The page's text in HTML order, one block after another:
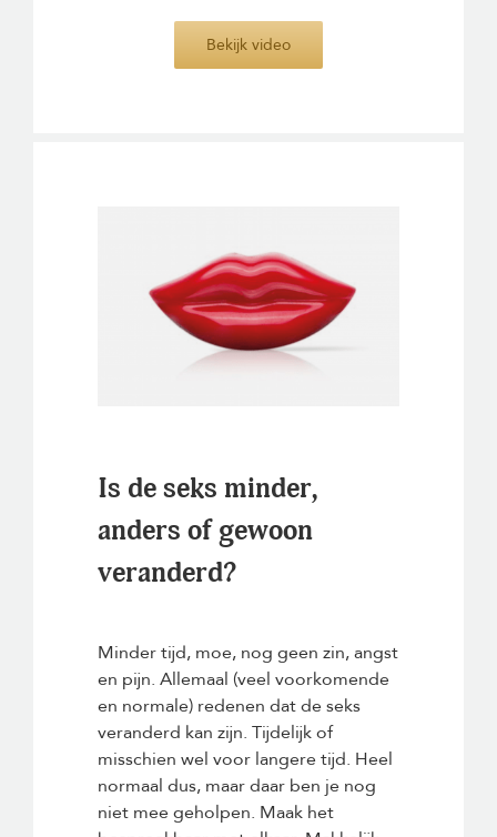
Bekijk video
Is de seks minder,
anders of gewoon
veranderd?
Minder tijd, moe, nog geen zin, angst
en pijn. Allemaal (veel voorkomende
en normale) redenen dat de seks
veranderd kan zijn. Tijdelijk of
misschien wel voor langere tijd. Heel
normaal dus, maar daar ben je nog
niet mee geholpen. Maak het